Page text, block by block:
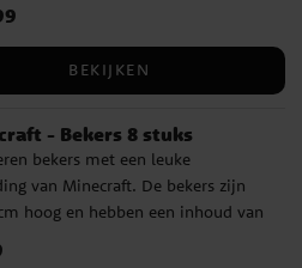
papieren bekers en servetten
en vormen samen met de groene
een perfecte feesttafel. Alles wat
hebt voor een geslaagd
zit in dit pakket, ideaal
die tijd willen besparen en
een onvergetelijke dag willen
14,99
BEKIJKEN
- Bekers 8 stuks
bekers met een leuke
van Minecraft. De bekers zijn
hoog en hebben een inhoud van
3,29